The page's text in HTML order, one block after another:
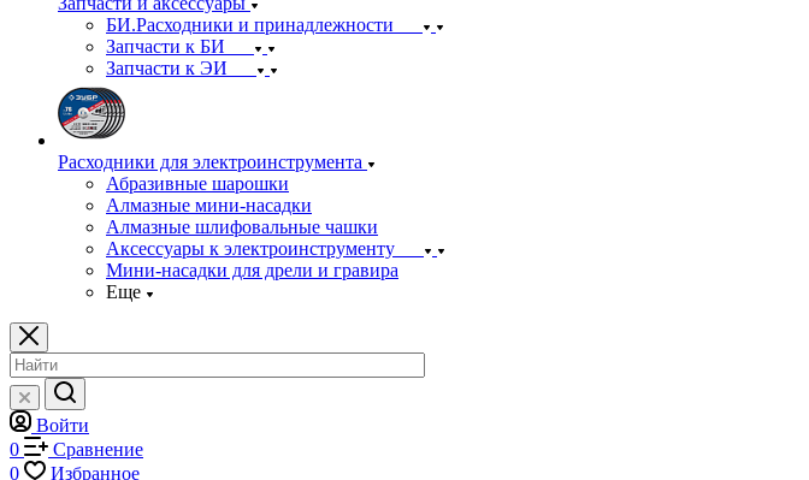
БИ.Расходники и принадлежности
Запчасти к БИ
Запчасти к ЭИ
Расходники для электроинструмента
Абразивные шарошки
Алмазные мини-насадки
Алмазные шлифовальные чашки
Аксессуары к электроинструменту
Мини-насадки для дрели и гравира
Еще
Войти
0
Сравнение
0
Избранное